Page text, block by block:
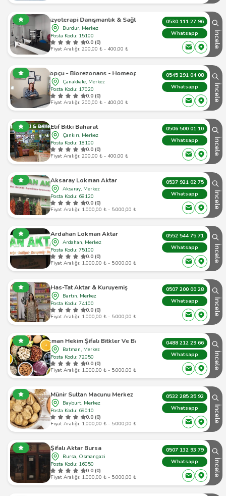
Danışmanlık & Sağlıklı Yaşam Merkezi Gtos Terapi Burdur
Burdur, Merkez
Posta Kodu: 15100
0.0 (0)
Fiyat Aralığı: 200,00 ₺ - 400,00 ₺
0530 111 27 96
Whatsapp
İncele
Topçu - Biorezonans - Homeopati - Bach Çiçekleri
Çanakkale, Merkez
Posta Kodu: 17020
0.0 (0)
Fiyat Aralığı: 200,00 ₺ - 400,00 ₺
0545 291 04 08
Whatsapp
İncele
Elif Bitki Baharat
Çankırı, Merkez
Posta Kodu: 18100
0.0 (0)
Fiyat Aralığı: 200,00 ₺ - 400,00 ₺
0506 500 01 10
Whatsapp
İncele
Aksaray Lokman Aktar
Aksaray, Merkez
Posta Kodu: 68120
0.0 (0)
Fiyat Aralığı: 1.000,00 ₺ - 5.000,00 ₺
0537 921 02 75
Whatsapp
İncele
Ardahan Lokman Aktar
Ardahan, Merkez
Posta Kodu: 75100
0.0 (0)
Fiyat Aralığı: 1.000,00 ₺ - 5.000,00 ₺
0552 544 75 71
Whatsapp
İncele
Has-Tat Aktar & Kuruyemiş
Bartın, Merkez
Posta Kodu: 74100
0.0 (0)
Fiyat Aralığı: 1.000,00 ₺ - 5.000,00 ₺
0507 200 00 28
Whatsapp
İncele
Lokman Hekim Şifalı Bitkler Ve Baharat
Batman, Merkez
Posta Kodu: 72050
0.0 (0)
Fiyat Aralığı: 1.000,00 ₺ - 5.000,00 ₺
0488 212 29 66
Whatsapp
İncele
Münir Sultan Macunu Merkez
Bayburt, Merkez
Posta Kodu: 69010
0.0 (0)
Fiyat Aralığı: 1.000,00 ₺ - 5.000,00 ₺
0532 285 35 92
Whatsapp
İncele
Şifalı Aktar Bursa
Bursa, Osmangazi
Posta Kodu: 16050
0.0 (0)
Fiyat Aralığı: 1.000,00 ₺ - 5.000,00 ₺
0507 132 93 79
Whatsapp
İncele